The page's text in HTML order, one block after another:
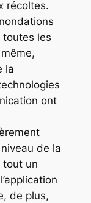
récoltes.
les
la
ont
de la
tout un
de plus,